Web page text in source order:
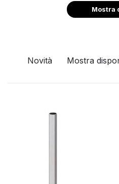
Mostra
Novità Mostra